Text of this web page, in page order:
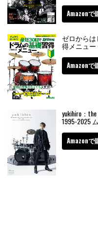
Amazonで
ゼロから
得メニュー
Amazonで
yukihiro：
1995-2025
Amazonで